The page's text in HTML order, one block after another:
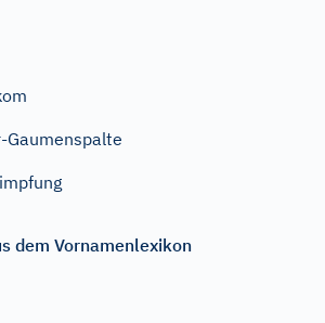
Gaumenspalte
dem Vornamenlexikon